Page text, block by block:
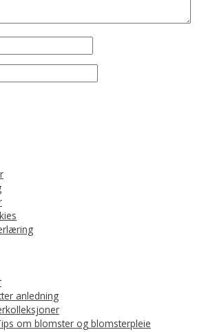
anledning
om blomster og blomsterpleie